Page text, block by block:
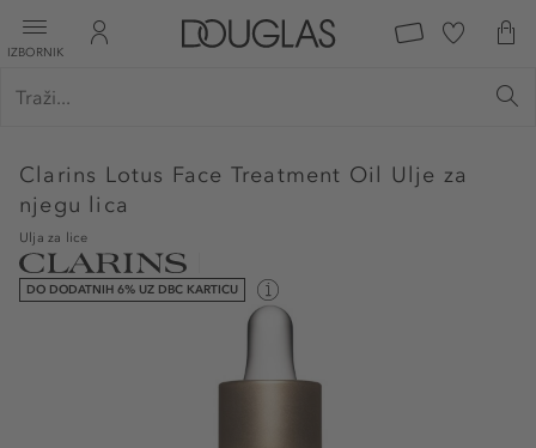
IZBORNIK
Clarins Lotus Face Treatment Oil Ulje za
njegu lica
Ulja za lice
DO DODATNIH 6% UZ DBC KARTICU